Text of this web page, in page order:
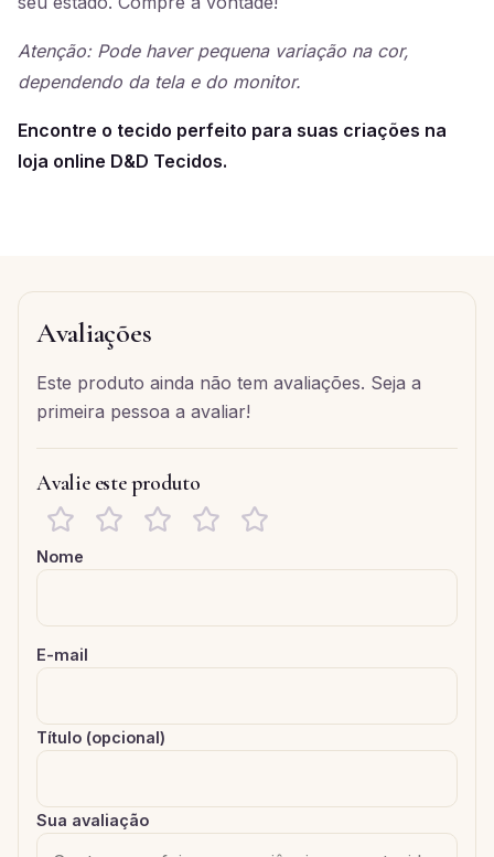
Atenção: Pode haver pequena variação na cor,
dependendo da tela e do monitor.
Encontre o tecido perfeito para suas criações na
loja online D&D Tecidos.
Avaliações
Este produto ainda não tem avaliações. Seja a
primeira pessoa a avaliar!
Avalie este produto
Nome
E-mail
Título (opcional)
Sua avaliação